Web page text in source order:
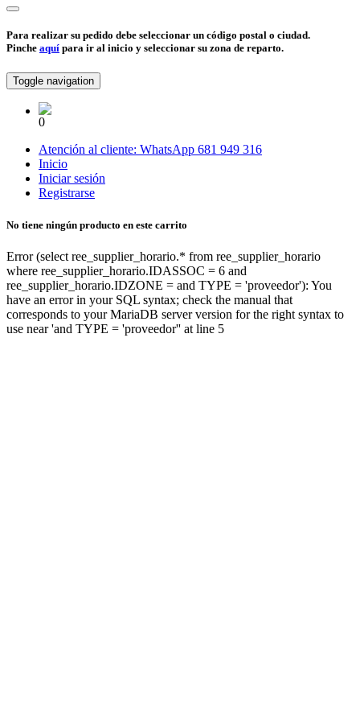
Para realizar su pedido debe seleccionar un código postal o ciudad.
Pinche aquí para ir al inicio y seleccionar su zona de reparto.
Toggle navigation
0
Atención al cliente: WhatsApp 681 949 316
Inicio
Iniciar sesión
Registrarse
No tiene ningún producto en este carrito
Error (select ree_supplier_horario.* from ree_supplier_horario
where ree_supplier_horario.IDASSOC = 6 and
ree_supplier_horario.IDZONE = and TYPE = 'proveedor'): You
have an error in your SQL syntax; check the manual that
corresponds to your MariaDB server version for the right syntax to
use near 'and TYPE = 'proveedor'' at line 5